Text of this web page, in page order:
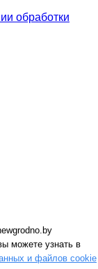
обработки
можете узнать в
и файлов cookie